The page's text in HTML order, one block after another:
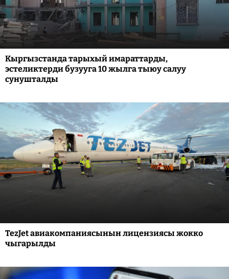
Кыргызстанда тарыхый имараттарды,
эстеликтерди бузууга 10 жылга тыюу салуу
сунушталды
TezJet авиакомпаниясынын лицензиясы жокко
чыгарылды